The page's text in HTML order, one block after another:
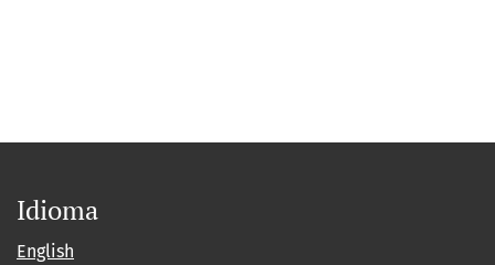
Idioma
English